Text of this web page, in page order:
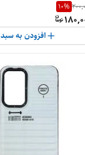
10%
افزودن به سبد